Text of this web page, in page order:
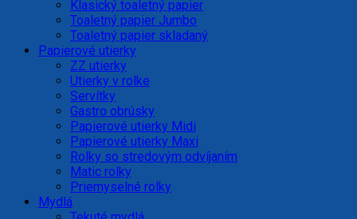
Klasický toaletný papier
Toaletný papier Jumbo
Toaletný papier skladaný
Papierové utierky
ZZ utierky
Utierky v rolke
Servítky
Gastro obrúsky
Papierové utierky Midi
Papierové utierky Maxi
Rolky so stredovým odvíjaním
Matic rolky
Priemyselné rolky
Mydlá